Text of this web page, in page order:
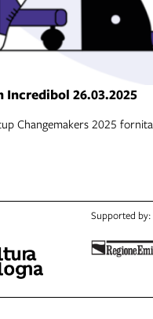
Incredibol 26.03.2025
Changemakers 2025
Supported by: